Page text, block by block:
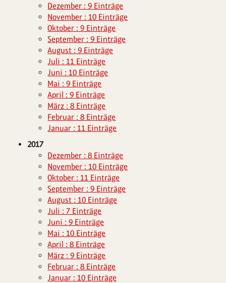
Dezember : 9 Einträge
November : 10 Einträge
Oktober : 9 Einträge
September : 9 Einträge
August : 9 Einträge
Juli : 11 Einträge
Juni : 10 Einträge
Mai : 9 Einträge
April : 9 Einträge
März : 8 Einträge
Februar : 8 Einträge
Januar : 11 Einträge
2017
Dezember : 8 Einträge
November : 10 Einträge
Oktober : 11 Einträge
September : 9 Einträge
August : 10 Einträge
Juli : 7 Einträge
Juni : 9 Einträge
Mai : 10 Einträge
April : 8 Einträge
März : 9 Einträge
Februar : 8 Einträge
Januar : 10 Einträge